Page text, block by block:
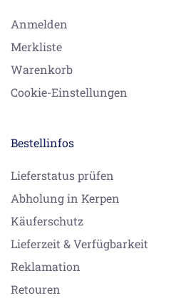
Anmelden
Merkliste
Warenkorb
Cookie-Einstellungen
Bestellinfos
Lieferstatus prüfen
Abholung in Kerpen
Käuferschutz
Lieferzeit & Verfügbarkeit
Reklamation
Retouren